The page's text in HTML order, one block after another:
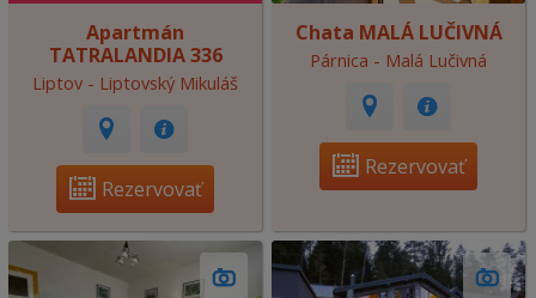
Apartmán
TATRALANDIA 336
Liptov - Liptovský Mikuláš
Rezervovať
Chata MALÁ LUČIVNÁ
Párnica - Malá Lučivná
Rezervovať